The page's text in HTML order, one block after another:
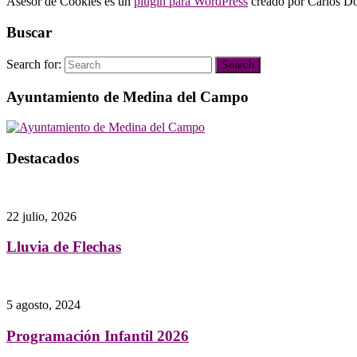
Buscar
Search for: Search
Ayuntamiento de Medina del Campo
Destacados
22 julio, 2026
Lluvia de Flechas
5 agosto, 2024
Programación Infantil 2026